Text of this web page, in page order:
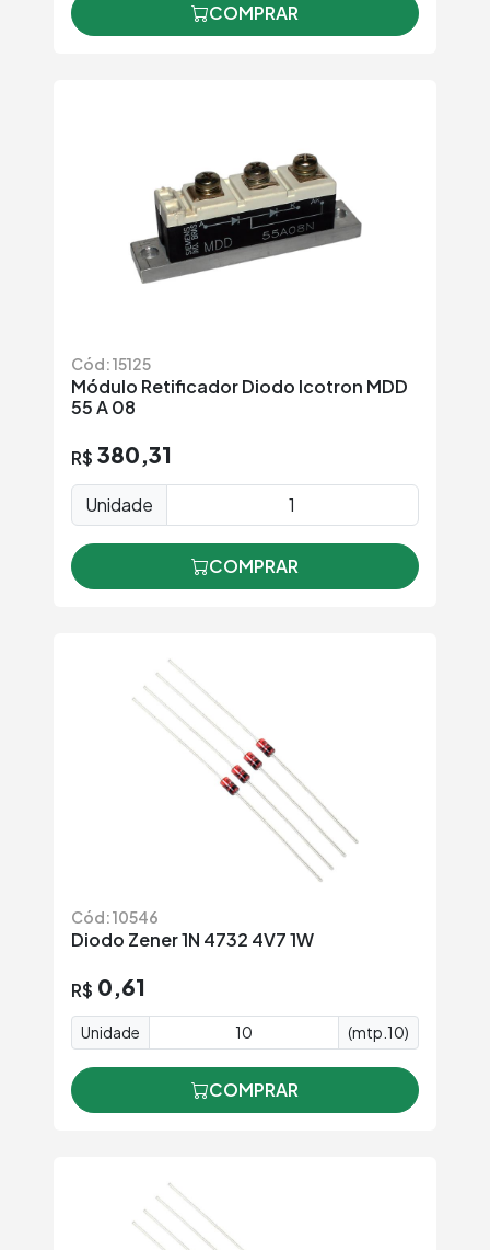
COMPRAR
Cód: 15125
Módulo Retificador Diodo Icotron MDD
55 A 08
R$ 380,31
Unidade
COMPRAR
Cód: 10546
Diodo Zener 1N 4732 4V7 1W
R$ 0,61
Unidade (mtp.10)
COMPRAR